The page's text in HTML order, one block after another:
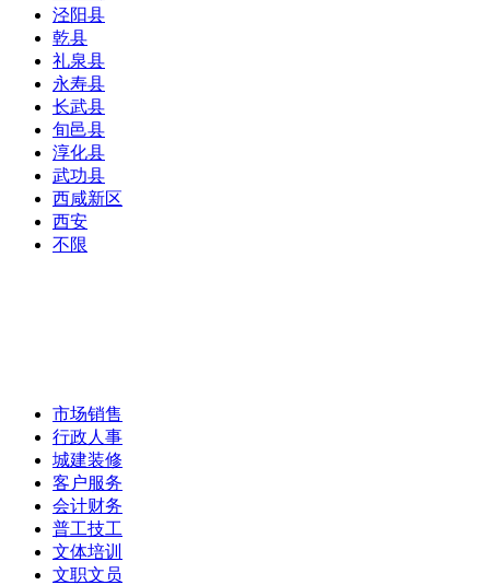
泾阳县
乾县
礼泉县
永寿县
长武县
旬邑县
淳化县
武功县
西咸新区
西安
不限
市场销售
行政人事
城建装修
客户服务
会计财务
普工技工
文体培训
文职文员